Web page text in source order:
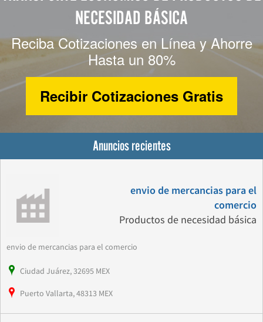
NECESIDAD BÁSICA
Reciba Cotizaciones en Línea y Ahorre
Hasta un 80%
Recibir Cotizaciones Gratis
Anuncios recientes
envio de mercancias para el
comercio
Productos de necesidad básica
envio de mercancias para el comercio
Ciudad Juárez, 32695 MEX
Puerto Vallarta, 48313 MEX